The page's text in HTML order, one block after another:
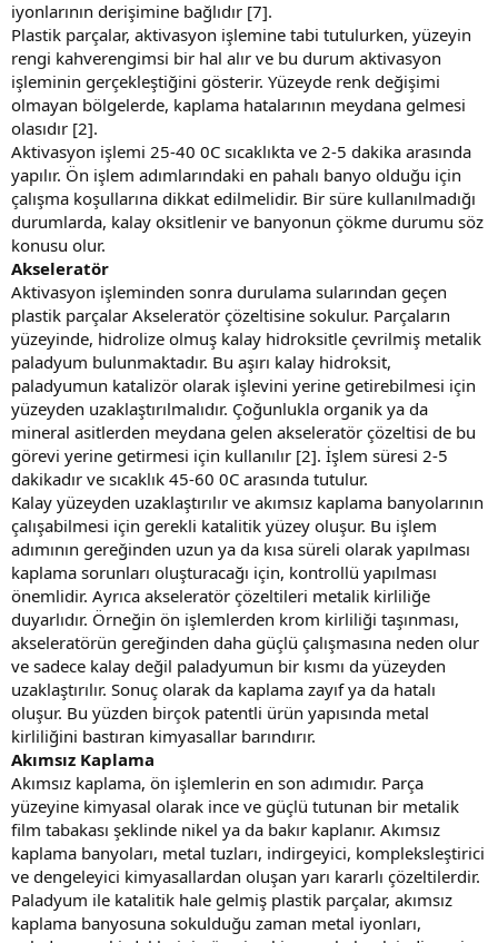
iyonlarının derişimine bağlıdır [7].
Plastik parçalar, aktivasyon işlemine tabi tutulurken, yüzeyin
rengi kahverengimsi bir hal alır ve bu durum aktivasyon
işleminin gerçekleştiğini gösterir. Yüzeyde renk değişimi
olmayan bölgelerde, kaplama hatalarının meydana gelmesi
olasıdır [2].
Aktivasyon işlemi 25-40 0C sıcaklıkta ve 2-5 dakika arasında
yapılır. Ön işlem adımlarındaki en pahalı banyo olduğu için
çalışma koşullarına dikkat edilmelidir. Bir süre kullanılmadığı
durumlarda, kalay oksitlenir ve banyonun çökme durumu söz
konusu olur.
Akseleratör
Aktivasyon işleminden sonra durulama sularından geçen
plastik parçalar Akseleratör çözeltisine sokulur. Parçaların
yüzeyinde, hidrolize olmuş kalay hidroksitle çevrilmiş metalik
paladyum bulunmaktadır. Bu aşırı kalay hidroksit,
paladyumun katalizör olarak işlevini yerine getirebilmesi için
yüzeyden uzaklaştırılmalıdır. Çoğunlukla organik ya da
mineral asitlerden meydana gelen akseleratör çözeltisi de bu
görevi yerine getirmesi için kullanılır [2]. İşlem süresi 2-5
dakikadır ve sıcaklık 45-60 0C arasında tutulur.
Kalay yüzeyden uzaklaştırılır ve akımsız kaplama banyolarının
çalışabilmesi için gerekli katalitik yüzey oluşur. Bu işlem
adımının gereğinden uzun ya da kısa süreli olarak yapılması
kaplama sorunları oluşturacağı için, kontrollü yapılması
önemlidir. Ayrıca akseleratör çözeltileri metalik kirliliğe
duyarlıdır. Örneğin ön işlemlerden krom kirliliği taşınması,
akseleratörün gereğinden daha güçlü çalışmasına neden olur
ve sadece kalay değil paladyumun bir kısmı da yüzeyden
uzaklaştırılır. Sonuç olarak da kaplama zayıf ya da hatalı
oluşur. Bu yüzden birçok patentli ürün yapısında metal
kirliliğini bastıran kimyasallar barındırır.
Akımsız Kaplama
Akımsız kaplama, ön işlemlerin en son adımıdır. Parça
yüzeyine kimyasal olarak ince ve güçlü tutunan bir metalik
film tabakası şeklinde nikel ya da bakır kaplanır. Akımsız
kaplama banyoları, metal tuzları, indirgeyici, kompleksleştirici
ve dengeleyici kimyasallardan oluşan yarı kararlı çözeltilerdir.
Paladyum ile katalitik hale gelmiş plastik parçalar, akımsız
kaplama banyosuna sokulduğu zaman metal iyonları,